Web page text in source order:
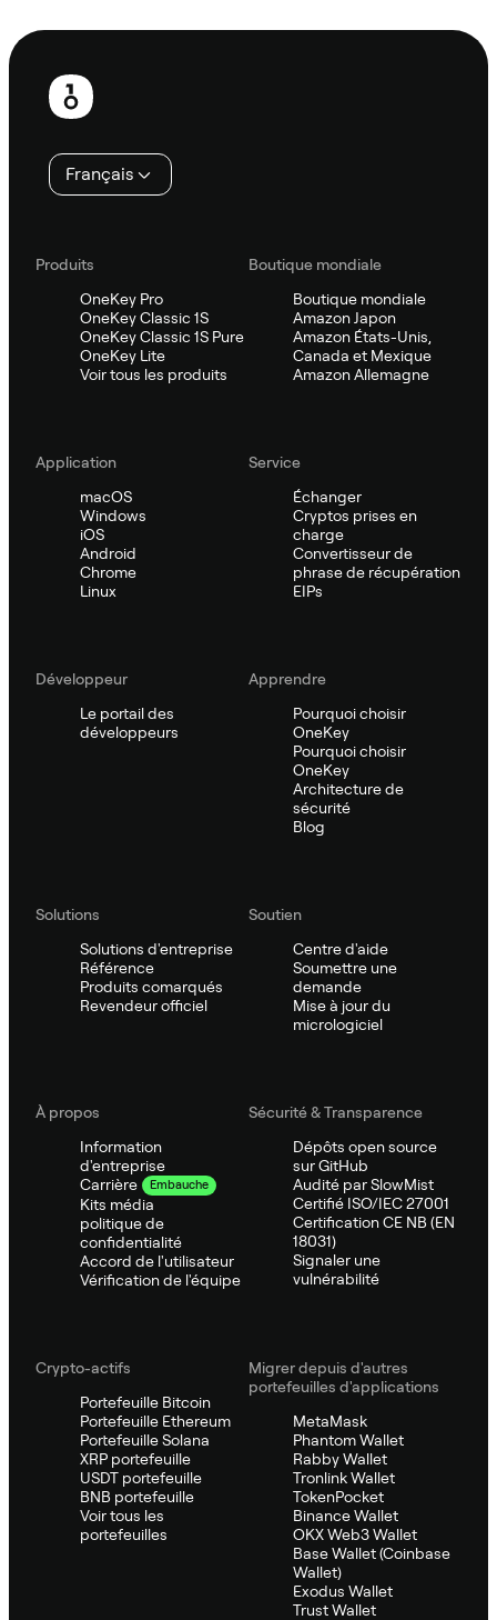
Pied
page
Français
Produits
OneKey Pro
OneKey Classic 1S
OneKey Classic 1S Pure
OneKey Lite
Voir tous les produits
Boutique mondiale
Boutique mondiale
Amazon Japon
Amazon États-Unis,
Canada et Mexique
Amazon Allemagne
Application
macOS
Windows
iOS
Android
Chrome
Linux
Service
Échanger
Cryptos prises en
charge
Convertisseur de
phrase de récupération
EIPs
Développeur
Le portail des
développeurs
Apprendre
Pourquoi choisir
OneKey
Pourquoi choisir
OneKey
Architecture de
sécurité
Blog
Solutions
Solutions d'entreprise
Référence
Produits comarqués
Revendeur officiel
Soutien
Centre d'aide
Soumettre une
demande
Mise à jour du
micrologiciel
À propos
Information
d'entreprise
Carrière
Embauche
Kits média
politique de
confidentialité
Accord de l'utilisateur
Vérification de l'équipe
Sécurité & Transparence
Dépôts open source
sur GitHub
Audité par SlowMist
Certifié ISO/IEC 27001
Certification CE NB (EN
18031)
Signaler une
vulnérabilité
Crypto-actifs
Portefeuille Bitcoin
Portefeuille Ethereum
Portefeuille Solana
XRP portefeuille
USDT portefeuille
BNB portefeuille
Voir tous les
portefeuilles
Migrer depuis d'autres
portefeuilles d'applications
MetaMask
Phantom Wallet
Rabby Wallet
Tronlink Wallet
TokenPocket
Binance Wallet
OKX Web3 Wallet
Base Wallet (Coinbase
Wallet)
Exodus Wallet
Trust Wallet